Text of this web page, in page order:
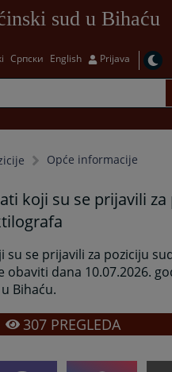
sud u Bihaću
Српски English Prijava
Opće informacije
koji su se prijavili
su se prijavili za poziciju
dana 10.07.2026.
Bihaću.
307PREGLEDA